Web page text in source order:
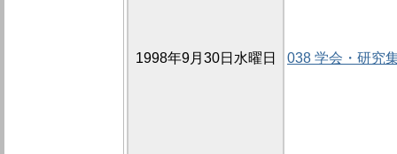
1998年9月30日水曜日 038 学会・研究